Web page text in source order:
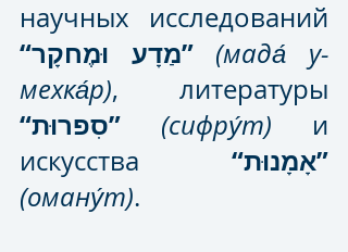
“מַדָע וּמֶחקָר”
(мада́ у-
мехка́р)
“סִפרוּת” (сифру́т) и
искусства
“אָמָנוּת”
(оману́т).